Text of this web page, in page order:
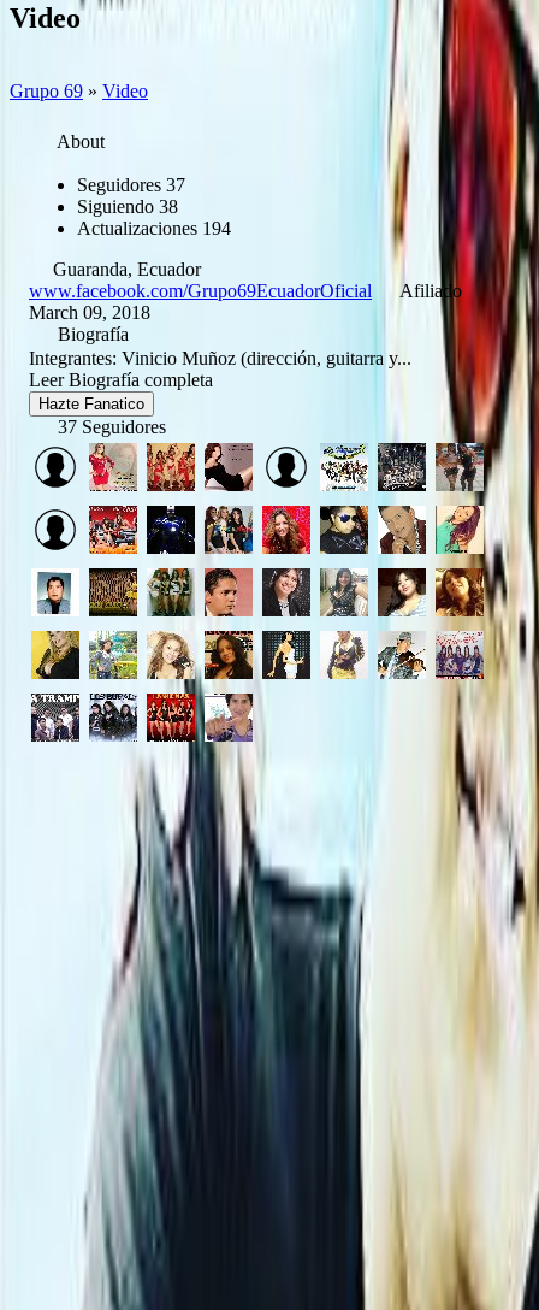
Video
Grupo 69 » Video
About
Seguidores 37
Siguiendo 38
Actualizaciones 194
Guaranda, Ecuador
www.facebook.com/Grupo69EcuadorOficial
Afiliado
March 09, 2018
Biografía
Integrantes: Vinicio Muñoz (dirección, guitarra y...
Leer Biografía completa
Hazte Fanatico
37 Seguidores